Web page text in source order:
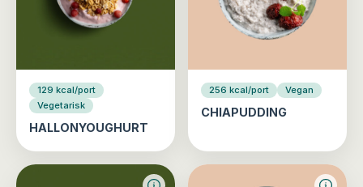
129 kcal/port
Vegetarisk
HALLONYOUGHURT
256 kcal/port Vegan
CHIAPUDDING